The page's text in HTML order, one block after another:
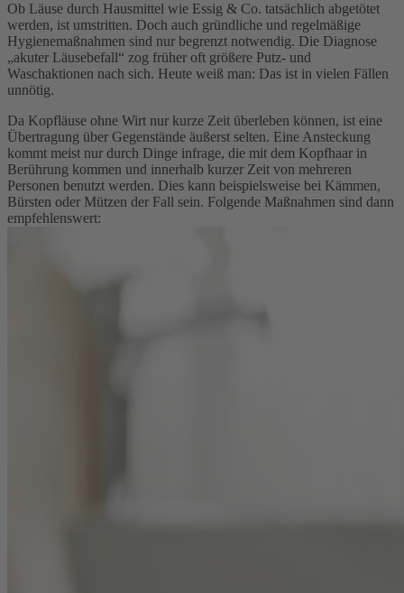
Ob Läuse durch Hausmittel wie Essig & Co. tatsächlich abgetötet
werden, ist umstritten. Doch auch gründliche und regelmäßige
Hygienemaßnahmen sind nur begrenzt notwendig. Die Diagnose
„akuter Läusebefall“ zog früher oft größere Putz- und
Waschaktionen nach sich. Heute weiß man: Das ist in vielen Fällen
unnötig.
Da Kopfläuse ohne Wirt nur kurze Zeit überleben können, ist eine
Übertragung über Gegenstände äußerst selten. Eine Ansteckung
kommt meist nur durch Dinge infrage, die mit dem Kopfhaar in
Berührung kommen und innerhalb kurzer Zeit von mehreren
Personen benutzt werden. Dies kann beispielsweise bei Kämmen,
Bürsten oder Mützen der Fall sein. Folgende Maßnahmen sind dann
empfehlenswert: